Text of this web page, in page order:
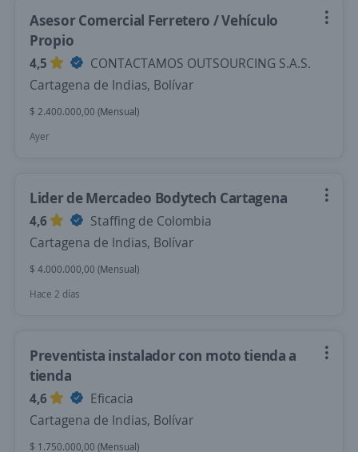
Asesor Comercial Ferretero / Vehículo
Propio
4,5
CONTACTAMOS OUTSOURCING S.A.S.
Cartagena de Indias, Bolívar
$ 2.400.000,00 (Mensual)
Ayer
Lider de Mercadeo Bodytech Cartagena
4,6
Staffing de Colombia
Cartagena de Indias, Bolívar
$ 4.000.000,00 (Mensual)
Hace 2 días
Preventista instalador con moto tienda a
tienda
4,6
Eficacia
Cartagena de Indias, Bolívar
$ 1.750.000,00 (Mensual)